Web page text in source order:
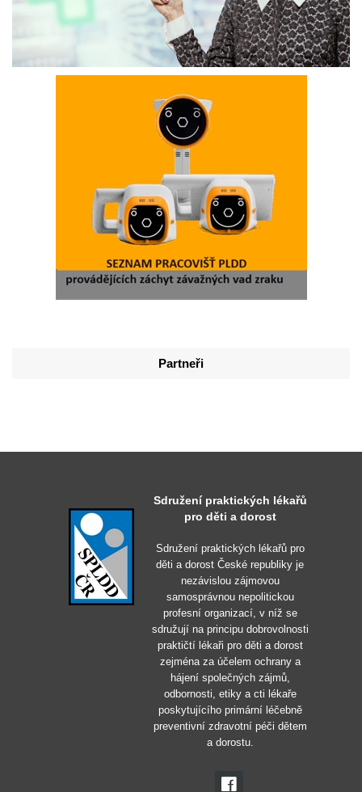
Partneři
Sdružení praktických lékařů
pro děti a dorost
Sdružení praktických lékařů pro
děti a dorost České republiky je
nezávislou zájmovou
samosprávnou nepolitickou
profesní organizací, v níž se
sdružují na principu dobrovolnosti
praktičtí lékaři pro děti a dorost
zejména za účelem ochrany a
hájení společných zájmů,
odbornosti, etiky a cti lékaře
poskytujícího primární léčebně
preventivní zdravotní péči dětem
a dorostu.